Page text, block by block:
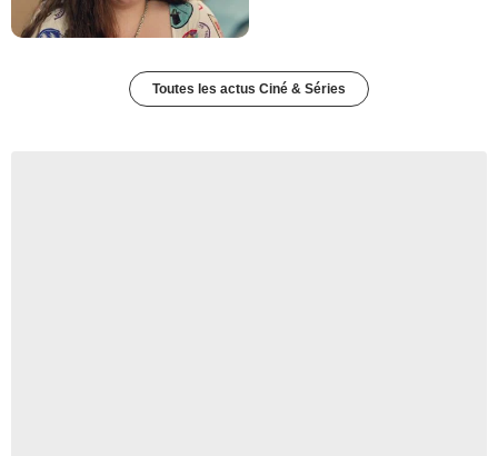
Toutes les actus Ciné & Séries